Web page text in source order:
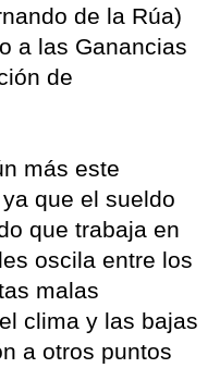
de la Rúa)
a las Ganancias
de
más este
que el sueldo
que trabaja en
oscila entre los
malas
clima y las bajas
a otros puntos